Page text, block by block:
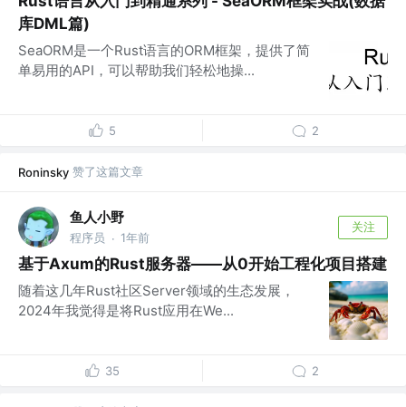
库DML篇)
SeaORM是一个Rust语言的ORM框架，提供了简
单易用的API，可以帮助我们轻松地操...
5 2
Roninsky 赞了这篇文章
鱼人小野
程序员 · 1年前
关注
基于Axum的Rust服务器——从0开始工程化项目搭建
随着这几年Rust社区Server领域的生态发展，
2024年我觉得是将Rust应用在We...
35 2